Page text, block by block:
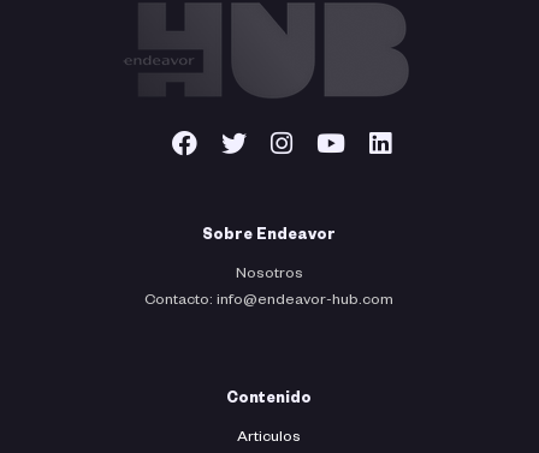
Sobre Endeavor
Nosotros
Contacto: info@endeavor-hub.com
Contenido
Articulos